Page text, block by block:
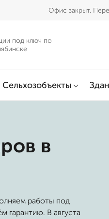
Офис закрыт.
под ключ по
Сельхозобъекты
в
работы под
гарантию. В августа